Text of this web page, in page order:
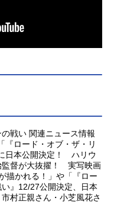
戦い 関連ニュース情報
『ロード・オブ・ザ・リ
日本公開決定！ ハリウ
監督が大抜擢！ 実写映画
描かれる！」や「『ロー
』12/27公開決定、日本
村正親さん・小芝風花さ